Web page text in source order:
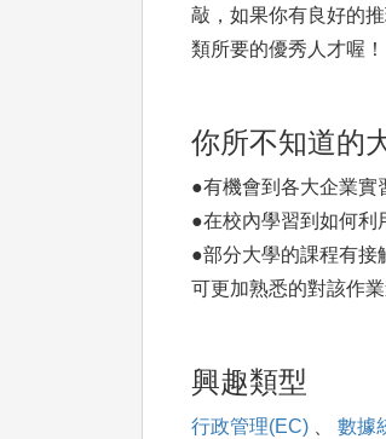
敲，如果你有良好的
類所要的優秀人才喔！
你所不知道的
●有機會到各大企業實
●在校內學習到如何利
●部分大學的課程有接
可更加熟悉的對該作
興趣類型
行政管理(EC) 、 數據